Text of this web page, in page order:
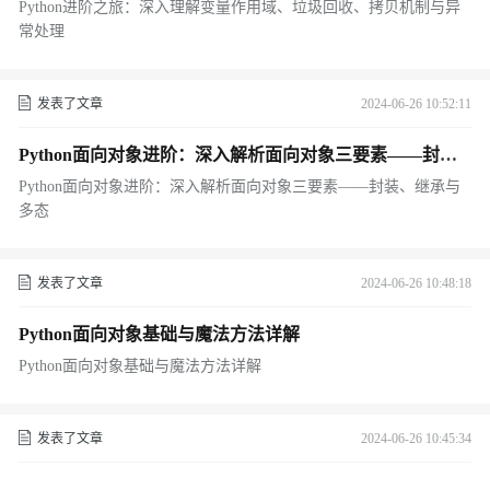
Python进阶之旅：深入理解变量作用域、垃圾回收、拷贝机制与异
常处理
发表了文章 2024-06-26 10:52:11
Python面向对象进阶：深入解析面向对象三要素——封
装、继承与多态
Python面向对象进阶：深入解析面向对象三要素——封装、继承与
多态
发表了文章 2024-06-26 10:48:18
Python面向对象基础与魔法方法详解
Python面向对象基础与魔法方法详解
发表了文章 2024-06-26 10:45:34